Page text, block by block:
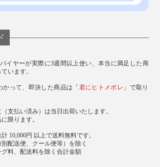
かさを、ぜひ体感してください。
イヤーが実際に3週間以上使い、本当に満足した商
います。
かって、即決した商品は「 君にヒトメボレ 」で取り
支払い済み）は当日出荷いたします。
限ります。
10,000円 以上で送料無料です。
配送便、クール便等）を除く
料、配送料を除く合計金額